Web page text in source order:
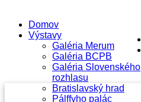
Domov
Výstavy
Galéria Merum
Galéria BCPB
Galéria Slovenského
rozhlasu
Bratislavský hrad
Pálffyho palác